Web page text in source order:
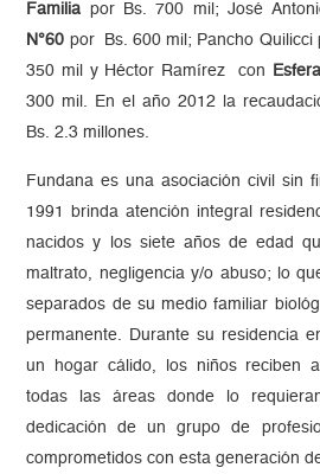
Familia por Bs. 700 mil; José
N°60 por Bs. 600 mil; Pancho Quilicci
350 mil y Héctor Ramírez con
300 mil. En el año 2012 la
Bs. 2.3 millones.
Fundana es una asociación civil sin
1991 brinda atención integral
nacidos y los siete años de edad
maltrato, negligencia y/o abuso; lo
separados de su medio familiar
permanente. Durante su residencia
un hogar cálido, los niños reciben
todas las áreas donde lo
dedicación de un grupo de
comprometidos con esta generación